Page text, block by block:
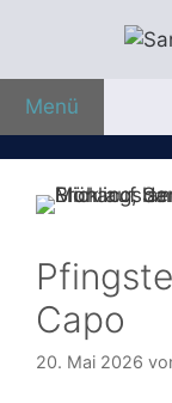
springen
Menü
Capo
20. Mai 2026